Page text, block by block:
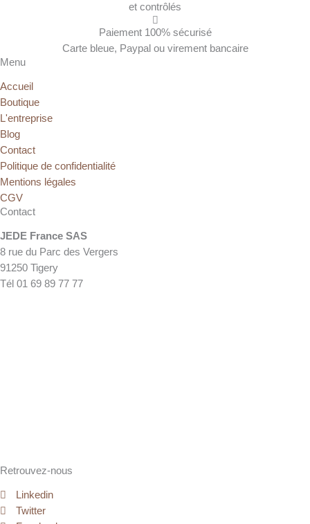
et contrôlés
Paiement 100% sécurisé
Carte bleue, Paypal ou virement bancaire
Menu
Accueil
Boutique
L'entreprise
Blog
Contact
Politique de confidentialité
Mentions légales
CGV
Contact
JEDE France SAS
8 rue du Parc des Vergers
91250 Tigery
Tél 01 69 89 77 77
Retrouvez-nous
Linkedin
Twitter